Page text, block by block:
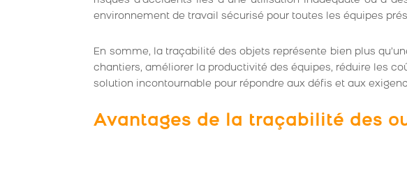
environnement de travail sécurisé pour toutes les équipes
En somme, la traçabilité des objets représente bien plus
chantiers, améliorer la productivité des équipes, réduire les
solution incontournable pour répondre aux défis et aux
Avantages de la traçabilité des